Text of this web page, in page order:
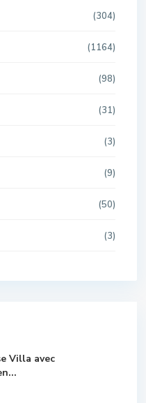
(304)
(1164)
(98)
(31)
(3)
(9)
(50)
(3)
Villa avec